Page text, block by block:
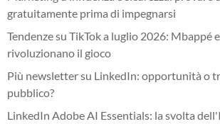
gratuitamente prima di impegnarsi
Tendenze su TikTok a luglio 2026: Mbappé
rivoluzionano il gioco
Più newsletter su LinkedIn: opportunità o
pubblico?
LinkedIn Adobe AI Essentials: la svolta